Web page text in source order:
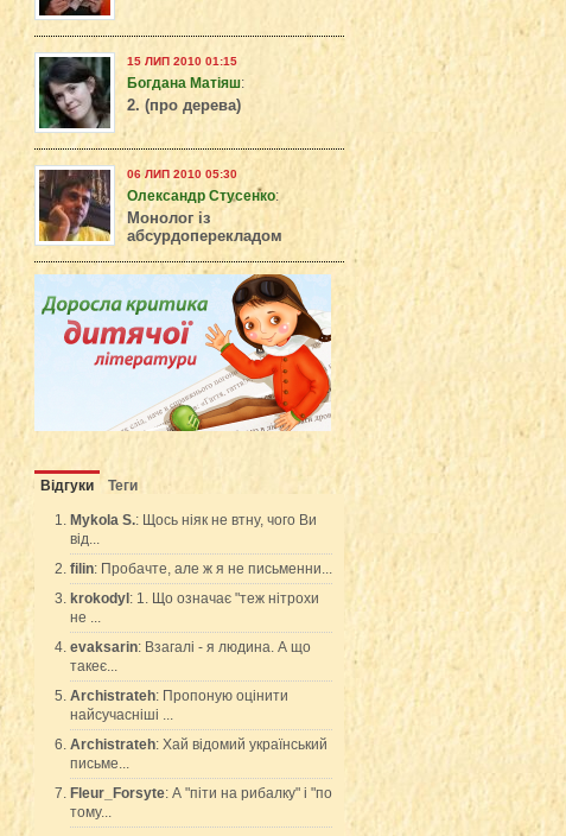
15 ЛИП 2010 01:15
Богдана Матіяш:
2. (про дерева)
06 ЛИП 2010 05:30
Олександр Стусенко:
Монолог із
абсурдоперекладом
Відгуки Теги
Mykola S.: Щось ніяк не втну, чого Ви
від...
filin: Пробачте, але ж я не письменни...
krokodyl : 1. Що означає "теж нітрохи
не ...
evaksarin: Взагалі - я людина. А що
такеє...
Archistrateh: Пропоную оцінити
найсучасніші ...
Archistrateh: Хай відомий український
письме...
Fleur_Forsyte: А "піти на рибалку" і "по
тому...